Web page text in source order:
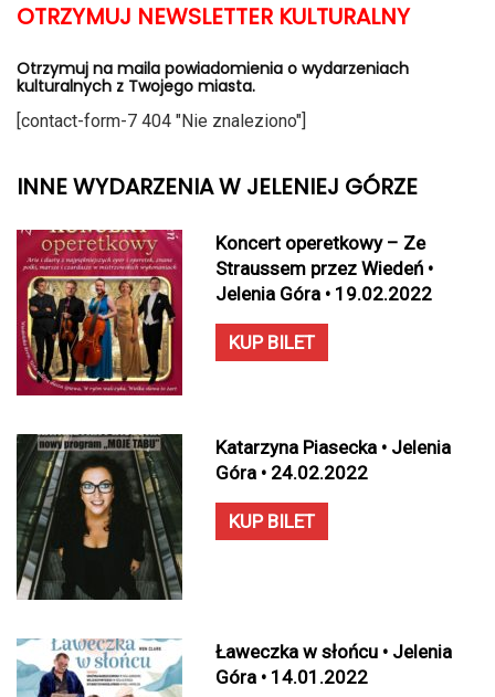
OTRZYMUJ NEWSLETTER KULTURALNY
Otrzymuj na maila powiadomienia o wydarzeniach
kulturalnych z Twojego miasta.
[contact-form-7 404 "Nie znaleziono"]
INNE WYDARZENIA W JELENIEJ GÓRZE
Koncert operetkowy – Ze
Straussem przez Wiedeń •
Jelenia Góra • 19.02.2022
KUP BILET
Katarzyna Piasecka • Jelenia
Góra • 24.02.2022
KUP BILET
Ławeczka w słońcu • Jelenia
Góra • 14.01.2022